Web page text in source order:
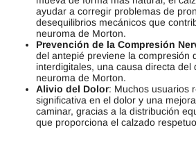
u
c
t
s
.
L
s
o
p
c
i
o
n
e
ayudar a corregir problemas de
desequilibrios mecánicos que
neuroma de Morton.
Prevención de la Compresión
del antepié previene la compresión
interdigitales, una causa directa del
neuroma de Morton.
Alivio del Dolor: Muchos usuarios
significativa en el dolor y una
caminar, gracias a la distribución
que proporciona el calzado